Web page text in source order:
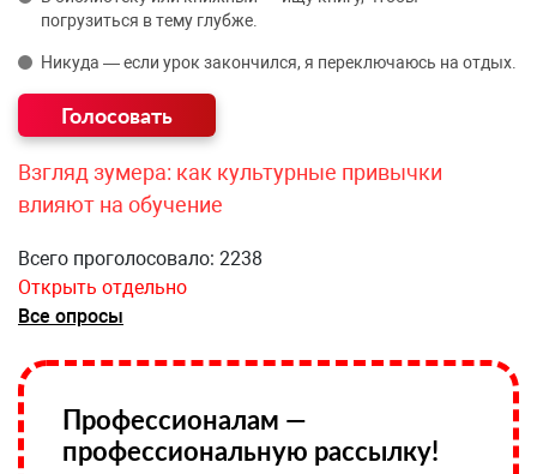
погрузиться в тему глубже.
Никуда — если урок закончился, я переключаюсь на отдых.
Взгляд зумера: как культурные привычки
влияют на обучение
Всего проголосовало: 2238
Открыть отдельно
Все опросы
Профессионалам —
профессиональную рассылку!